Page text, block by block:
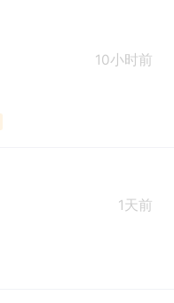
10小时前
1天前